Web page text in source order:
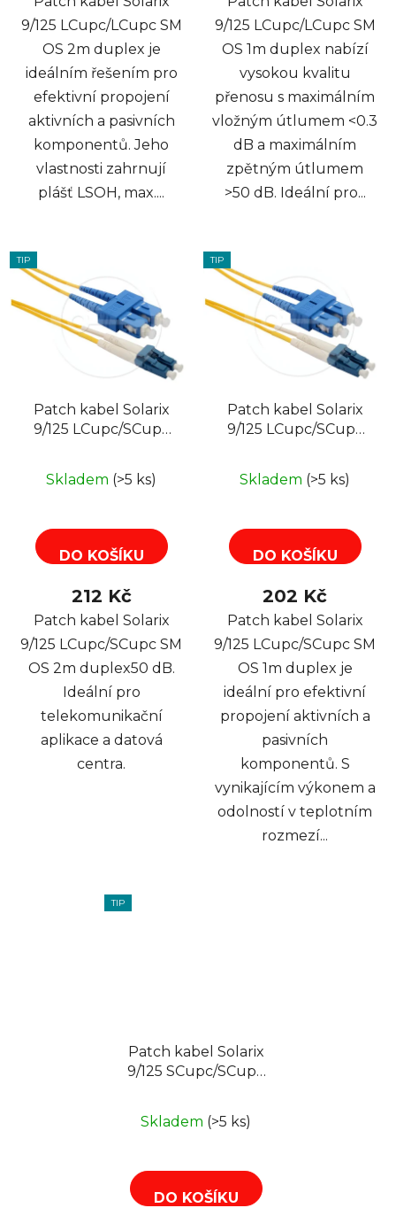
9/125 LCupc/LCupc SM
OS 2m duplex je
ideálním řešením pro
efektivní propojení
aktivních a pasivních
komponentů. Jeho
vlastnosti zahrnují
plášť LSOH, max....
9/125 LCupc/LCupc SM
OS 1m duplex nabízí
vysokou kvalitu
přenosu s maximálním
vložným útlumem <0.3
dB a maximálním
zpětným útlumem
>50 dB. Ideální pro...
TIP
Patch kabel Solarix
9/125 LCupc/SCupc
Skladem (>5 ks)
DO KOŠÍKU
212 Kč
Patch kabel Solarix
9/125 LCupc/SCupc SM
OS 2m duplex50 dB.
Ideální pro
telekomunikační
aplikace a datová
centra.
TIP
Patch kabel Solarix
9/125 LCupc/SCupc
Skladem (>5 ks)
DO KOŠÍKU
202 Kč
Patch kabel Solarix
9/125 LCupc/SCupc SM
OS 1m duplex je
ideální pro efektivní
propojení aktivních a
pasivních
komponentů. S
vynikajícím výkonem a
odolností v teplotním
rozmezí...
TIP
Patch kabel Solarix
9/125 SCupc/SCupc
Skladem (>5 ks)
DO KOŠÍKU